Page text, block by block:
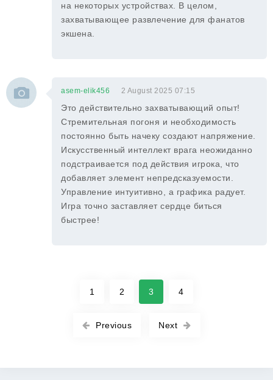
на некоторых устройствах. В целом,
захватывающее развлечение для фанатов
экшена.
asem-elik456 2 August 2025 07:15
Это действительно захватывающий опыт!
Стремительная погоня и необходимость
постоянно быть начеку создают напряжение.
Искусственный интеллект врага неожиданно
подстраивается под действия игрока, что
добавляет элемент непредсказуемости.
Управление интуитивно, а графика радует.
Игра точно заставляет сердце биться
быстрее!
Previous
1 2 3 4
Next